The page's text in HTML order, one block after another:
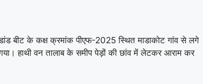
बीट के कक्ष क्रमांक पीएफ-2025 स्थित माडाकोट गांव से लगे
हाथी वन तालाब के समीप पेड़ों की छांव में लेटकर आराम कर